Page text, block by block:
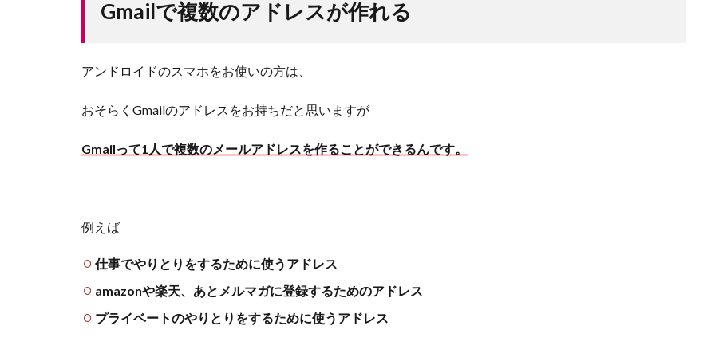
Gmailで複数のアドレスが作れる
アンドロイドのスマホをお使いの方は、
おそらくGmailのアドレスをお持ちだと思いますが
Gmailって1人で複数のメールアドレスを作ることができるんです。
例えば
仕事でやりとりをするために使うアドレス
amazonや楽天、あとメルマガに登録するためのアドレス
プライベートのやりとりをするために使うアドレス